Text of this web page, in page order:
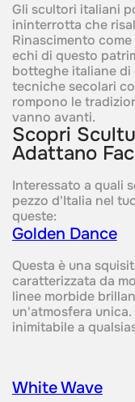
Gli scultori italiani
ininterrotta che
Rinascimento
echi di questo
botteghe italiane
tecniche secolari
rompono le
vanno avanti.
Scopri
Adattano
Interessato a quali
pezzo d'Italia nel
queste:
Golden Dance‍
Questa è una
caratterizzata da
linee morbide
un'atmosfera
inimitabile a
White Wave‍